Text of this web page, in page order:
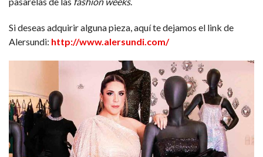
Si deseas adquirir alguna pieza, aquí te dejamos el link de
Alersundi: http://www.alersundi.com/